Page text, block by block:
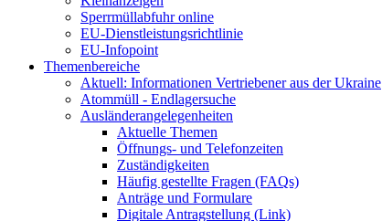
Sperrmüllabfuhr online
EU-Dienstleistungsrichtlinie
EU-Infopoint
Themenbereiche
Aktuell: Informationen Vertriebener aus der Ukraine
Atommüll - Endlagersuche
Ausländerangelegenheiten
Aktuelle Themen
Öffnungs- und Telefonzeiten
Zuständigkeiten
Häufig gestellte Fragen (FAQs)
Anträge und Formulare
Digitale Antragstellung (Link)